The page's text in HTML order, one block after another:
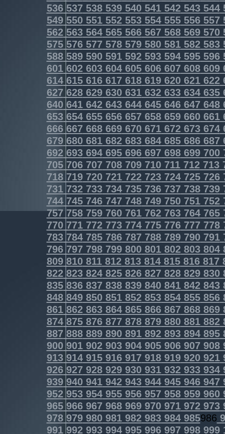
536537538539540541542543544
549550551552553554555556557
562563564565566567568569570
575576577578579580581582583
588589590591592593594595596
601602603604605606607608609
614615616617618619620621622
627628629630631632633634635
640641642643644645646647648
653654655656657658659660661
666667668669670671672673674
679680681682683684685686687
692693694695696697698699700
705706707708709710711712713
718719720721722723724725726
731732733734735736737738739
744745746747748749750751752
757758759760761762763764765
770771772773774775776777778
783784785786787788789790791
796797798799800801802803804
809810811812813814815816817
822823824825826827828829830
835836837838839840841842843
848849850851852853854855856
861862863864865866867868869
874875876877878879880881882
887888889890891892893894895
900901902903904905906907908
913914915916917918919920921
926927928929930931932933934
939940941942943944945946947
952953954955956957958959960
965966967968969970971972973
978979980981982983984985986
991992993994995996997998999